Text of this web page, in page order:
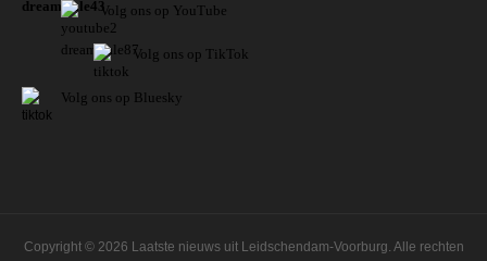
Volg ons op YouTube
Volg ons op TikTok
Volg ons op Bluesky
Copyright © 2026 Laatste nieuws uit Leidschendam-Voorburg. Alle rechten